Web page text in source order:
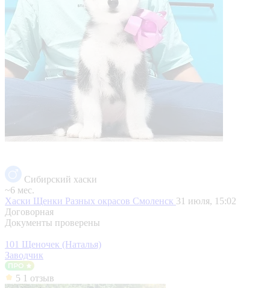
Сибирский хаски
~6 мес.
Хаски Щенки Разных окрасов Смоленск 31 июля, 15:02
Договорная
Документы проверены
101 Щеночек (Наталья)
Заводчик
5 1 отзыв